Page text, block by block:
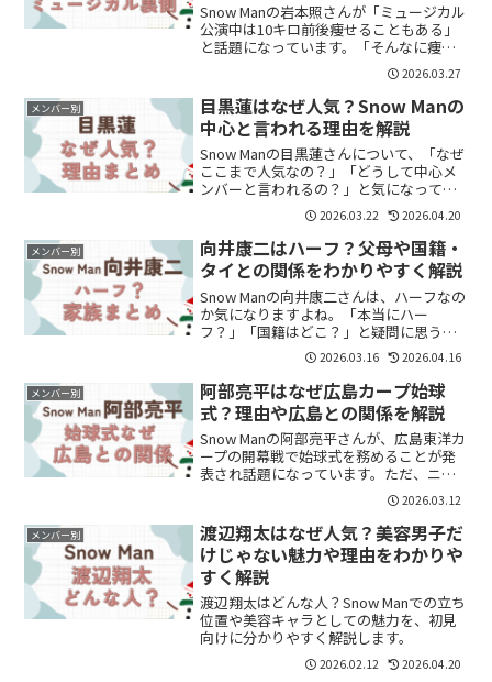
Snow Manの岩本照さんが「ミュージカル
公演中は10キロ前後痩せることもある」
と話題になっています。「そんなに痩せ
るのはなぜ？」「体調は大丈夫？」と気
になった方も多いのではないでしょう
か。Snow Manの中でも岩本照さんは、筋
トレ好き...
2026.03.27
メンバー別
目黒蓮はなぜ人気？Snow Manの
中心と言われる理由を解説
Snow Manの目黒蓮さんについて、「なぜ
ここまで人気なの？」「どうして中心メ
ンバーと言われるの？」と気になってい
る方も多いのではないでしょうか。結論
からいうと、目黒蓮さんは一般層への入
口となる存在であり、作品と楽曲の両方
を引っ張る役割を...
2026.03.22 2026.04.20
メンバー別
向井康二はハーフ？父母や国籍・
タイとの関係をわかりやすく解説
Snow Manの向井康二さんは、ハーフなの
か気になりますよね。「本当にハー
フ？」「国籍はどこ？」と疑問に思う方
も多いと思います。結論からいうと、向
井康二さんは日本人の父とタイ人の母を
持つハーフです。この記事では、国籍や
家族構成、タイとの関...
2026.03.16 2026.04.16
メンバー別
阿部亮平はなぜ広島カープ始球
式？理由や広島との関係を解説
Snow Manの阿部亮平さんが、広島東洋カ
ープの開幕戦で始球式を務めることが発
表され話題になっています。ただ、ニュ
ースを見て「阿部ちゃんって広島出身だ
っけ？」「なんでカープの始球式？」と
気になった方も多いのではないでしょう
か。実は阿部亮平...
2026.03.12
メンバー別
渡辺翔太はなぜ人気？美容男子だ
けじゃない魅力や理由をわかりや
すく解説
渡辺翔太はどんな人？Snow Manでの立ち
位置や美容キャラとしての魅力を、初見
向けに分かりやすく解説します。
2026.02.12 2026.04.20